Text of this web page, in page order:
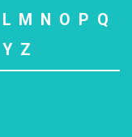
L M N O P Q
Y Z